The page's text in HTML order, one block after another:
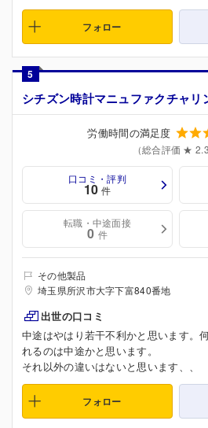
フォロー
5
シチズン時計マニュファクチャリ
労働時間の満足度
（総合評価 ★ 2.3
口コミ・評判
10 件
転職・中途面接
0 件
その他製品
埼玉県所沢市大字下富840番地
出世の口コミ
中途はやはり若干不利かと思います。
れるのは中途かと思います。
それ以外の違いはないと思います、、
フォロー